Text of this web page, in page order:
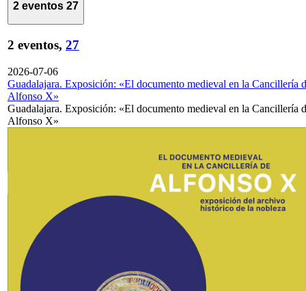
2 eventos 27
2 eventos, 27
2026-07-06
Guadalajara. Exposición: «El documento medieval en la Cancillería
Alfonso X»
Guadalajara. Exposición: «El documento medieval en la Cancillería
Alfonso X»